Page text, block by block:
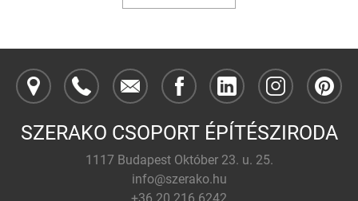
SZERAKO CSOPORT ÉPÍTÉSZIRODA
1117 Budapest Október 23. u. 25.
szerako.hu